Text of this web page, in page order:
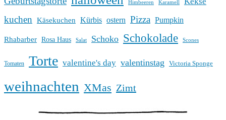
Himbeeren Karamell
kuchen Käsekuchen Kürbis ostern Pizza Pumpkin
Rhabarber Rosa Haus Salat Schoko Schokolade Scones
Tomaten Torte valentine's day valentinstag Victoria Sponge
weihnachten XMas Zimt